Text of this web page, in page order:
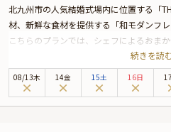
北九州市の人気結婚式場内に位置する「
材、新鮮な食材を提供する「和モダンフレ
こちらのプランでは、シェフによるおま
日によって移り変わるメニューはご来店
ものばかり。
乾杯ドリンクのご用意と貸切チャペルの
続きを読
08/13木 14金 15土 16日